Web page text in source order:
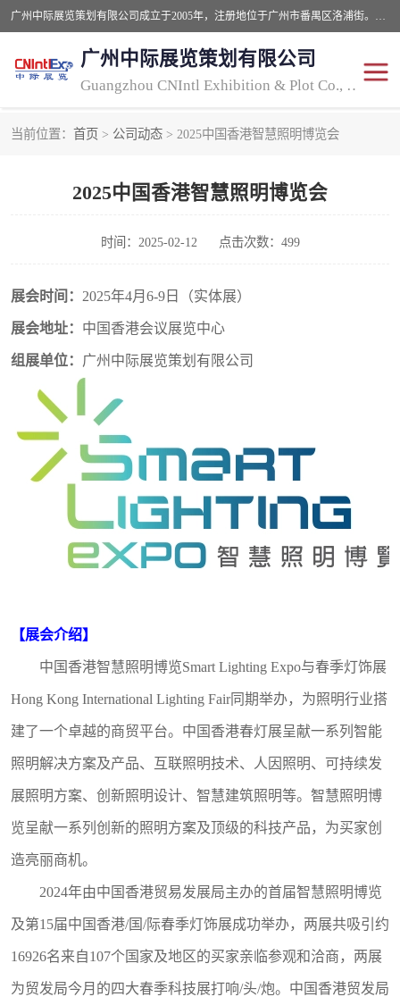
广州中际展览策划有限公司成立于2005年，注册地位于广州市番禺区洛浦街。经营范围包括会议及展览服务，大型活动组织策划服务，展台设计服务，广告业等；主要从事国外广告、标识、印花、LED、照明、光电、灯光、音响、视听、电子展览会等，展位预定-展品运输-签证-行程安排-补贴一站式服务。
广州中际展览策划有限公司
Guangzhou CNIntl Exhibition & Plot Co., Ltd.
当前位置： 首页 > 公司动态 > 2025中国香港智慧照明博览会
2025中国香港智慧照明博览会
时间：2025-02-12 点击次数：499
展会时间： 2025年4月 6-9 日（实体展）
展会地址： 中国香港会议展览中心
组展单位： 广州中际展览策划有限公司
【展会介绍】
中国香港智慧照明博览Smart Lighting Expo与春季灯饰展
Hong Kong International Lighting Fair同期举办， 为照明行业搭
建了一个卓越的商贸平台。 中国香港春灯展呈献一系列智能
照明解决方案及产品、互联照明技术、人因照明、可持续发
展照明方案、创新照明设计、智慧建筑照明等。 智慧照明博
览呈献一系列创新的照明方案及顶级的科技产品，为买家创
造亮丽商机。
2024年由中国香港贸易发展局主办的首届智慧照明博览
及第15届中国香港/国/际春季灯饰展成功举办，两展共吸引约
16926名来自107个国家及地区的买家亲临参观和洽商，两展
为贸发局今月的四大春季科技展打响/头/炮。中国香港贸发局
展品运输
视听-灯光音响展
2025年国外广告标识展 2025年国内中国香港照明
展